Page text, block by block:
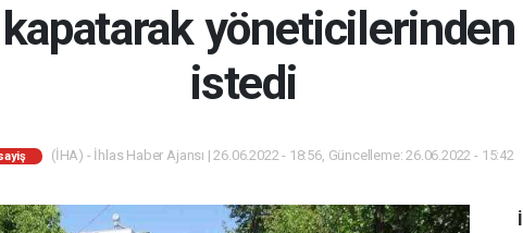
yöneticilerinden
istedi
(İHA) - İhlas Haber Ajansı | 26.06.2022 - 18:56, Güncelleme: 26.06.2022 - 15:42